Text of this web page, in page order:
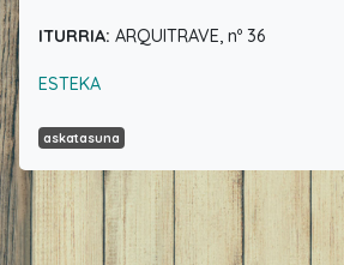
ITURRIA: ARQUITRAVE, nº 36
ESTEKA
askatasuna